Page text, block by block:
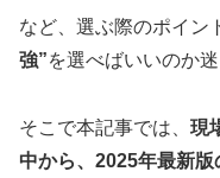
など、選ぶ際のポイン
強”を選べばいいのか
そこで本記事では、 現
中から、2025年最新